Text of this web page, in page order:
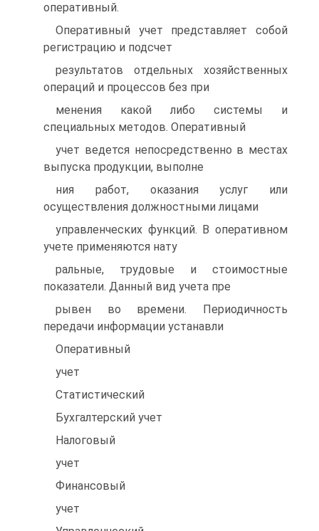
оперативный.
Оперативный учет представляет собой
регистрацию и подсчет
результатов отдельных хозяйственных
операций и процессов без при
менения какой либо системы и
специальных методов. Оперативный
учет ведется непосредственно в местах
выпуска продукции, выполне
ния работ, оказания услуг или
осуществления должностными лицами
управленческих функций. В оперативном
учете применяются нату
ральные, трудовые и стоимостные
показатели. Данный вид учета пре
рывен во времени. Периодичность
передачи информации устанавли
Оперативный
учет
Статистический
Бухгалтерский учет
Налоговый
учет
Финансовый
учет